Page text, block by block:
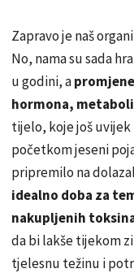
Zapravo je naš
No, nama su sada
u godini, a
hormona,
tijelo, koje još
početkom jeseni
pripremilo na
idealno doba za
nakupljenih
da bi lakše tijekom
tjelesnu težinu i